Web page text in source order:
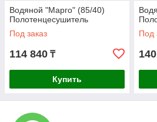
Водяной "Марго" (85/40)
Полотенцесушитель
Под заказ
114 840 ₸
Купить
Под